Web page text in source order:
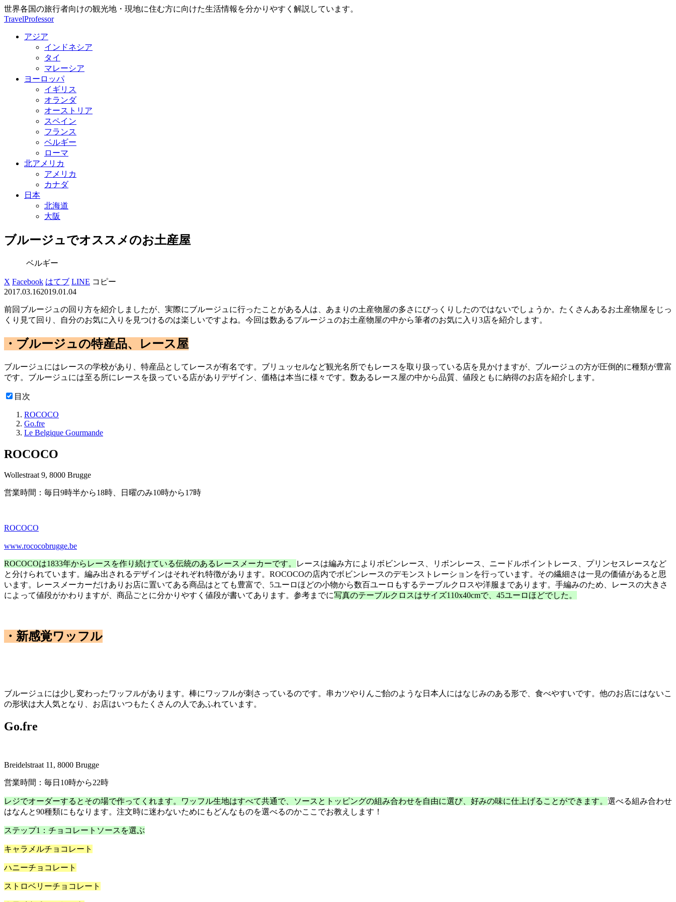
世界各国の旅行者向けの観光地・現地に住む方に向けた生活情報を分かりやすく解説しています。
TravelProfessor
アジア
インドネシア
タイ
マレーシア
ヨーロッパ
イギリス
オランダ
オーストリア
スペイン
フランス
ベルギー
ローマ
北アメリカ
アメリカ
カナダ
日本
北海道
大阪
ブルージュでオススメのお土産屋
ベルギー
X Facebook はてブ LINE コピー
2017.03.162019.01.04
前回ブルージュの回り方を紹介しましたが、実際にブルージュに行ったことがある人は、あまりの土産物屋の多さにびっくりしたのではないでしょうか。たくさんあるお土産物屋をじっ
くり見て回り、自分のお気に入りを見つけるのは楽しいですよね。今回は数あるブルージュのお土産物屋の中から筆者のお気に入り3店を紹介します。
・ブルージュの特産品、レース屋
ブルージュにはレースの学校があり、特産品としてレースが有名です。ブリュッセルなど観光名所でもレースを取り扱っている店を見かけますが、ブルージュの方が圧倒的に種類が豊富
です。ブルージュには至る所にレースを扱っている店がありデザイン、価格は本当に様々です。数あるレース屋の中から品質、値段ともに納得のお店を紹介します。
目次
ROCOCO
Go.fre
Le Belgique Gourmande
ROCOCO
Wollestraat 9, 8000 Brugge
営業時間：毎日9時半から18時、日曜のみ10時から17時
ROCOCO
www.rococobrugge.be
ROCOCOは1833年からレースを作り続けている伝統のあるレースメーカーです。
レースは編み方によりボビンレース、リボンレース、ニードルポイントレース、プリンセスレースなど
と分けられています。編み出されるデザインはそれぞれ特徴があります。ROCOCOの店内でボビンレースのデモンストレーションを行っています。その繊細さは一見の価値があると思
います。レースメーカーだけありお店に置いてある商品はとても豊富で、5ユーロほどの小物から数百ユーロもするテーブルクロスや洋服まであります。手編みのため、レースの大きさ
によって値段がかわりますが、商品ごとに分かりやすく値段が書いてあります。参考までに写真のテーブルクロスはサイズ110x40cmで、45ユーロほどでした。
・新感覚ワッフル
ブルージュには少し変わったワッフルがあります。棒にワッフルが刺さっているのです。串カツやりんご飴のような日本人にはなじみのある形で、食べやすいです。他のお店にはないこ
の形状は大人気となり、お店はいつもたくさんの人であふれています。
Go.fre
Breidelstraat 11, 8000 Brugge
営業時間：毎日10時から22時
レジでオーダーするとその場で作ってくれます。ワッフル生地はすべて共通で、ソースとトッピングの組み合わせを自由に選び、好みの味に仕上げることができます。 選べる組み合わせ
はなんと90種類にもなります。注文時に迷わないためにもどんなものを選べるのかここでお教えします！
ステップ1：チョコレートソースを選ぶ
キャラメルチョコレート
ハニーチョコレート
ストロベリーチョコレート